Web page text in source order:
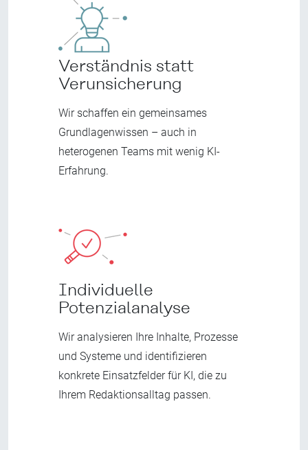
Verständnis statt
Verunsicherung
Wir schaffen ein gemeinsames
Grundlagenwissen – auch in
heterogenen Teams mit wenig KI-
Erfahrung.
Individuelle
Potenzialanalyse
Wir analysieren Ihre Inhalte, Prozesse
und Systeme und identifizieren
konkrete Einsatzfelder für KI, die zu
Ihrem Redaktionsalltag passen.